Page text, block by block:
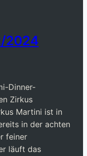
2024
Dinner-
Zirkus
Martini ist in
in der achten
feiner
läuft das